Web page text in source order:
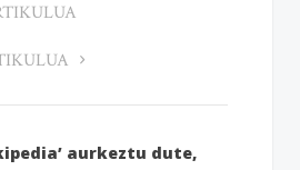
aurkeztu dute,